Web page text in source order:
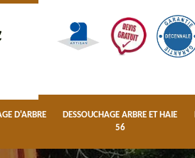
D'ARBRE
DESSOUCHAGE ARBRE ET HAIE
56